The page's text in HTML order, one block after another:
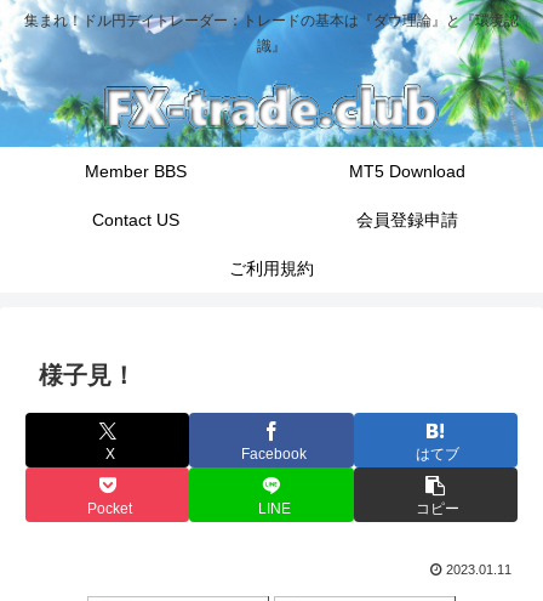
集まれ！ドル円デイトレーダー：トレードの基本は『ダウ理論』と『環境認
識』
Member BBS MT5 Download
Contact US 会員登録申請
ご利用規約
様子見！
X Facebook はてブ
Pocket LINE コピー
2023.01.11